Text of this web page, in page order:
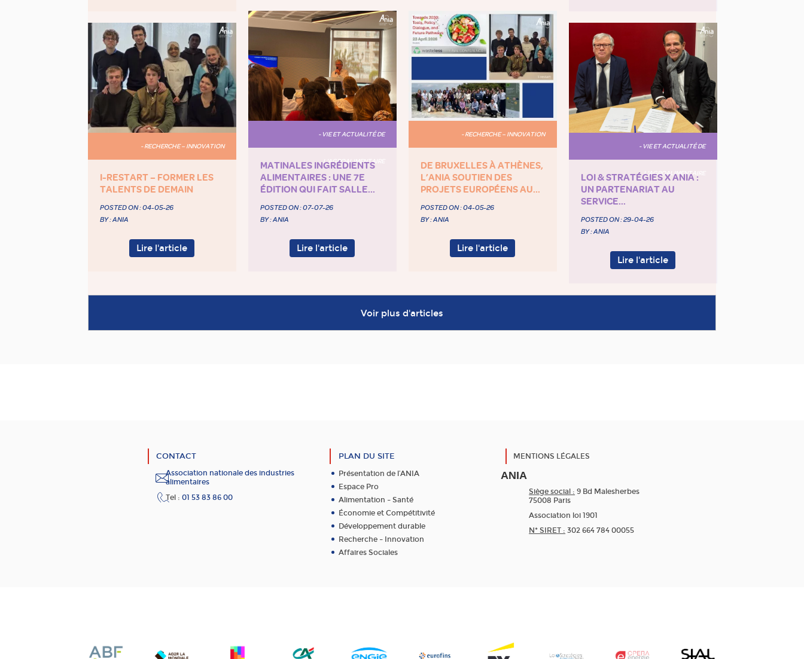
- VIE ET ACTUALITÉ DE
L'AGROALIMENTAIRE
MATINALES INGRÉDIENTS
ALIMENTAIRES : UNE 7E
ÉDITION QUI FAIT SALLE...
POSTED ON :07-07-26
BY : ANIA
Lire l'article
- RECHERCHE – INNOVATION
DE BRUXELLES À ATHÈNES,
L’ANIA SOUTIEN DES
PROJETS EUROPÉENS AU...
POSTED ON :04-05-26
BY : ANIA
Lire l'article
- RECHERCHE – INNOVATION
I-RESTART – FORMER LES
TALENTS DE DEMAIN
POSTED ON :04-05-26
BY : ANIA
Lire l'article
- VIE ET ACTUALITÉ DE
L'AGROALIMENTAIRE
LOI & STRATÉGIES X ANIA :
UN PARTENARIAT AU
SERVICE...
POSTED ON :29-04-26
BY : ANIA
Lire l'article
Voir plus d'articles
CONTACT
Association nationale des industries
alimentaires
Tel : 01 53 83 86 00
PLAN DU SITE
Présentation de l’ANIA
Espace Pro
Alimentation – Santé
Économie et Compétitivité
Développement durable
Recherche – Innovation
Affaires Sociales
MENTIONS LÉGALES
ANIA
Siège social : 9 Bd Malesherbes
75008 Paris
Association loi 1901
N* SIRET : 302 664 784 00055